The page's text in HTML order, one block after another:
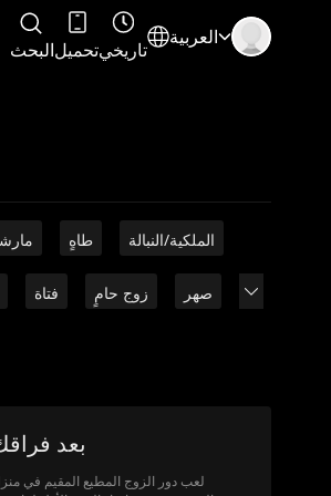
البحثتحميلتاريخي
العربية
طاهٍ الملكية/النبالة
فتاة زوج حامٍ صهر
بعد
لعب دور الزوج المطيع المقيم في